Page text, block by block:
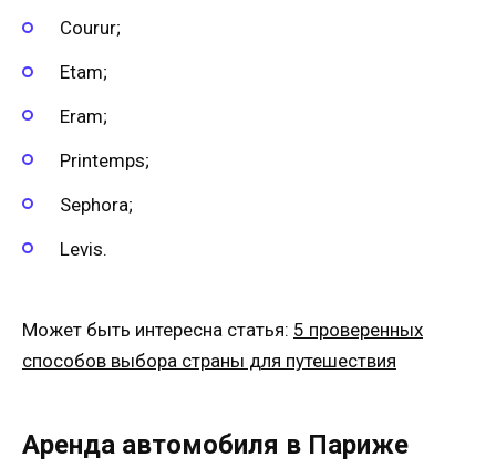
Courur;
Etam;
Eram;
Printemps;
Sephora;
Levis.
Может быть интересна статья: 5 проверенных
способов выбора страны для путешествия
Аренда автомобиля в Париже